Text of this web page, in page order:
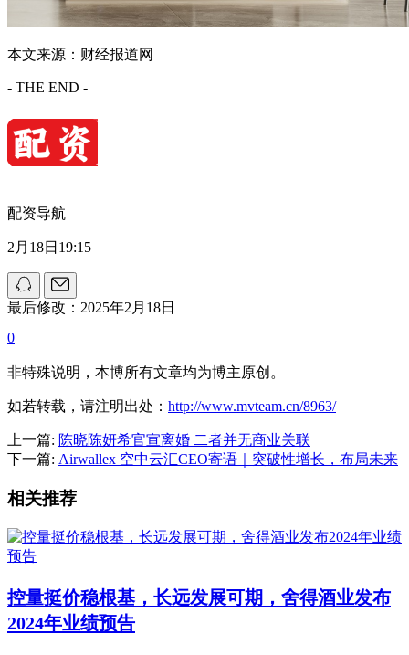
本文来源：财经报道网
- THE END -
配资导航
2月18日19:15
最后修改：2025年2月18日
0
非特殊说明，本博所有文章均为博主原创。
如若转载，请注明出处： http://www.mvteam.cn/8963/
上一篇: 陈晓陈妍希官宣离婚 二者并无商业关联
下一篇: Airwallex 空中云汇CEO寄语｜突破性增长，布局未来
相关推荐
控量挺价稳根基，长远发展可期，舍得酒业发布
2024年业绩预告